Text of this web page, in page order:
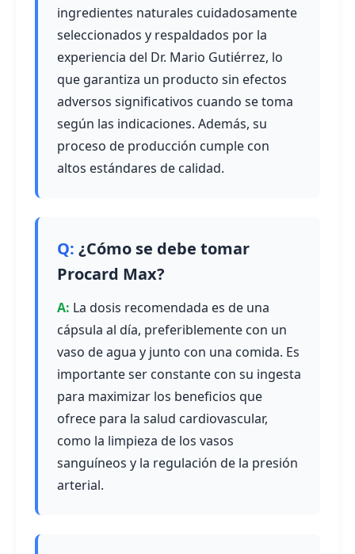
ingredientes naturales cuidadosamente
seleccionados y respaldados por la
experiencia del Dr. Mario Gutiérrez, lo
que garantiza un producto sin efectos
adversos significativos cuando se toma
según las indicaciones. Además, su
proceso de producción cumple con
altos estándares de calidad.
¿Cómo se debe tomar
Procard Max?
La dosis recomendada es de una
cápsula al día, preferiblemente con un
vaso de agua y junto con una comida. Es
importante ser constante con su ingesta
para maximizar los beneficios que
ofrece para la salud cardiovascular,
como la limpieza de los vasos
sanguíneos y la regulación de la presión
arterial.